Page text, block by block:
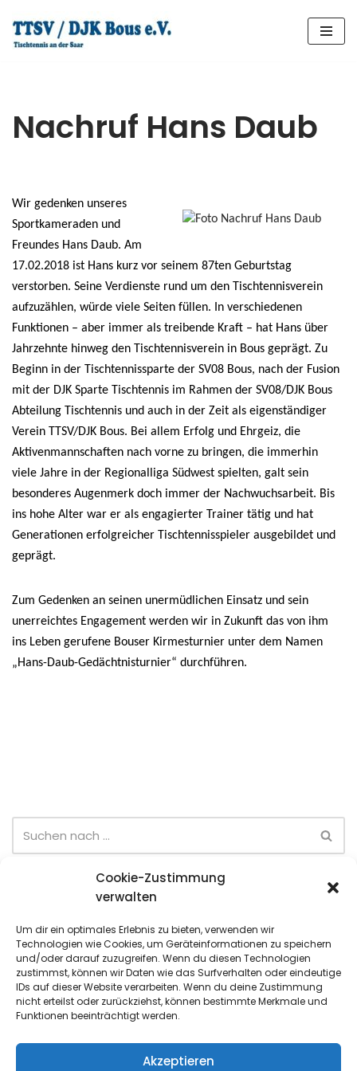
Cookie-Zustimmung
verwalten
Um dir ein optimales Erlebnis zu bieten, verwenden wir
Technologien wie Cookies, um Geräteinformationen zu speichern
und/oder darauf zuzugreifen. Wenn du diesen Technologien
zustimmst, können wir Daten wie das Surfverhalten oder eindeutige
IDs auf dieser Website verarbeiten. Wenn du deine Zustimmung
nicht erteilst oder zurückziehst, können bestimmte Merkmale und
Funktionen beeinträchtigt werden.
Akzeptieren
Zum
Nachruf Hans Daub
Wir gedenken unseres
Sportkameraden und
Freundes Hans Daub. Am
17.02.2018 ist Hans kurz vor seinem 87ten Geburtstag
verstorben. Seine Verdienste rund um den Tischtennisverein
aufzuzählen, würde viele Seiten füllen. In verschiedenen
Funktionen – aber immer als treibende Kraft – hat Hans über
Jahrzehnte hinweg den Tischtennisverein in Bous geprägt. Zu
Beginn in der Tischtennissparte der SV08 Bous, nach der Fusion
mit der DJK Sparte Tischtennis im Rahmen der SV08/DJK Bous
Abteilung Tischtennis und auch in der Zeit als eigenständiger
Verein TTSV/DJK Bous. Bei allem Erfolg und Ehrgeiz, die
Aktivenmannschaften nach vorne zu bringen, die immerhin
viele Jahre in der Regionalliga Südwest spielten, galt sein
besonderes Augenmerk doch immer der Nachwuchsarbeit. Bis
ins hohe Alter war er als engagierter Trainer tätig und hat
Generationen erfolgreicher Tischtennisspieler ausgebildet und
geprägt.
Zum Gedenken an seinen unermüdlichen Einsatz und sein
unerreichtes Engagement werden wir in Zukunft das von ihm
ins Leben gerufene Bouser Kirmesturnier unter dem Namen
„Hans-Daub-Gedächtnisturnier“ durchführen.
Neueste Beiträge
Sommer-Team-Cup (6. Spieltag)
Sommer-Team-Cup (5. Spieltag)
Sommer-Team-Cup (4. Spieltag)
Sommer-Team-Cup (3. Spieltag)